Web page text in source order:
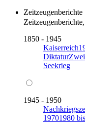
Zeitzeugenberichte
1850 - 1945
Kaiserreich
Diktatur
Seekrieg
1945 - 1950
19701980